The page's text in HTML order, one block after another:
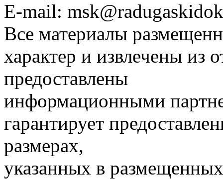
E-mail:
Все материалы
характер и извлечены из
предоставлены
информационными
гарантирует
размерах,
указанных в